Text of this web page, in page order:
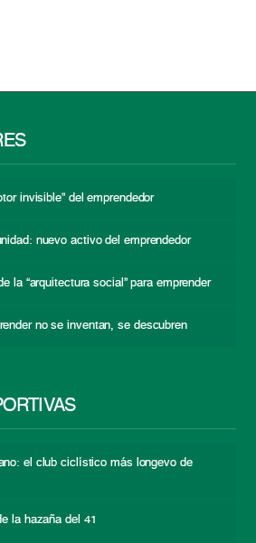
invisible” del emprendedor
nuevo activo del emprendedor
la “arquitectura social” para emprender
no se inventan, se descubren
el club ciclístico más longevo de
la hazaña del 41